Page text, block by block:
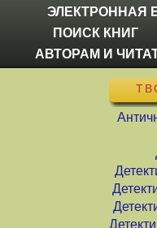
ЭЛЕКТРОННАЯ
ПОИСК КНИГ
АВТОРАМ И